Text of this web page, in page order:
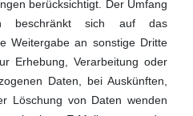
berücksichtigt. Der Umfang
beschränkt sich auf das
Weitergabe an sonstige Dritte
Erhebung, Verarbeitung oder
Daten, bei Auskünften,
Löschung von Daten wenden